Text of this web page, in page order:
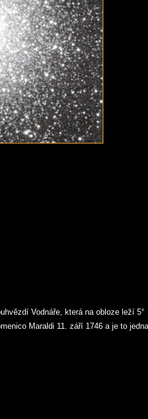
Vodnáře, která na obloze leží 5°
Maraldi 11. září 1746 a je to